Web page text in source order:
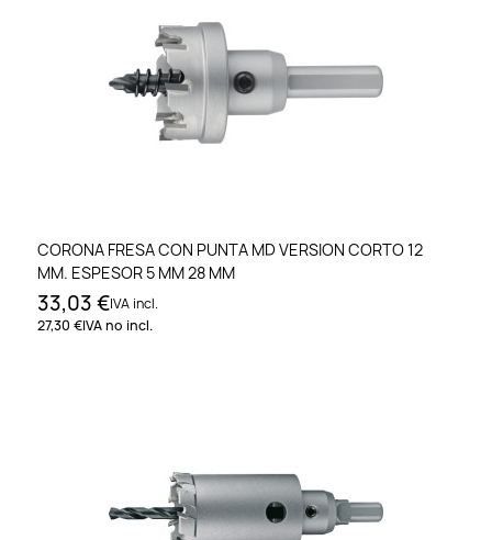
CORONA FRESA CON PUNTA MD VERSION CORTO 12
MM. ESPESOR 5 MM 28 MM
33,03 €IVA incl.
27,30 €IVA no incl.